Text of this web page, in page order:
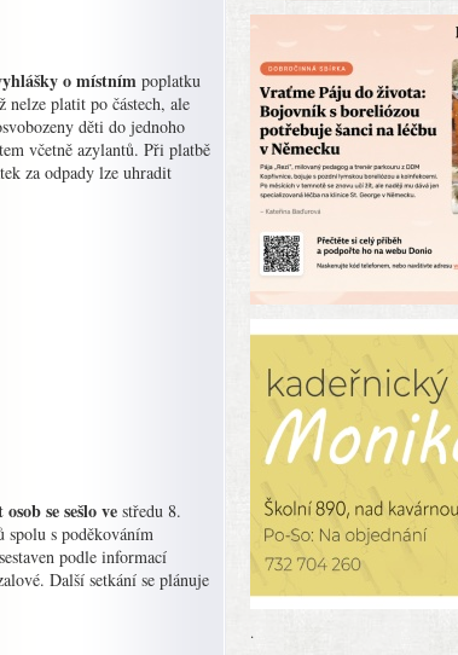
o místním poplatku
platit po částech, ale
děti do jednoho
včetně azylantů. Při platbě
za odpady lze uhradit
se sešlo ve středu 8.
spolu s poděkováním
podle informací
Další setkání se plánuje
.